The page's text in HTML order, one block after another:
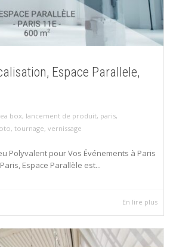
Espace Parallele,
box, lancement de produit, paris,
, tournage, vernissage
Polyvalent pour Vos Événements à Paris
Espace Parallèle est...
En lire plus